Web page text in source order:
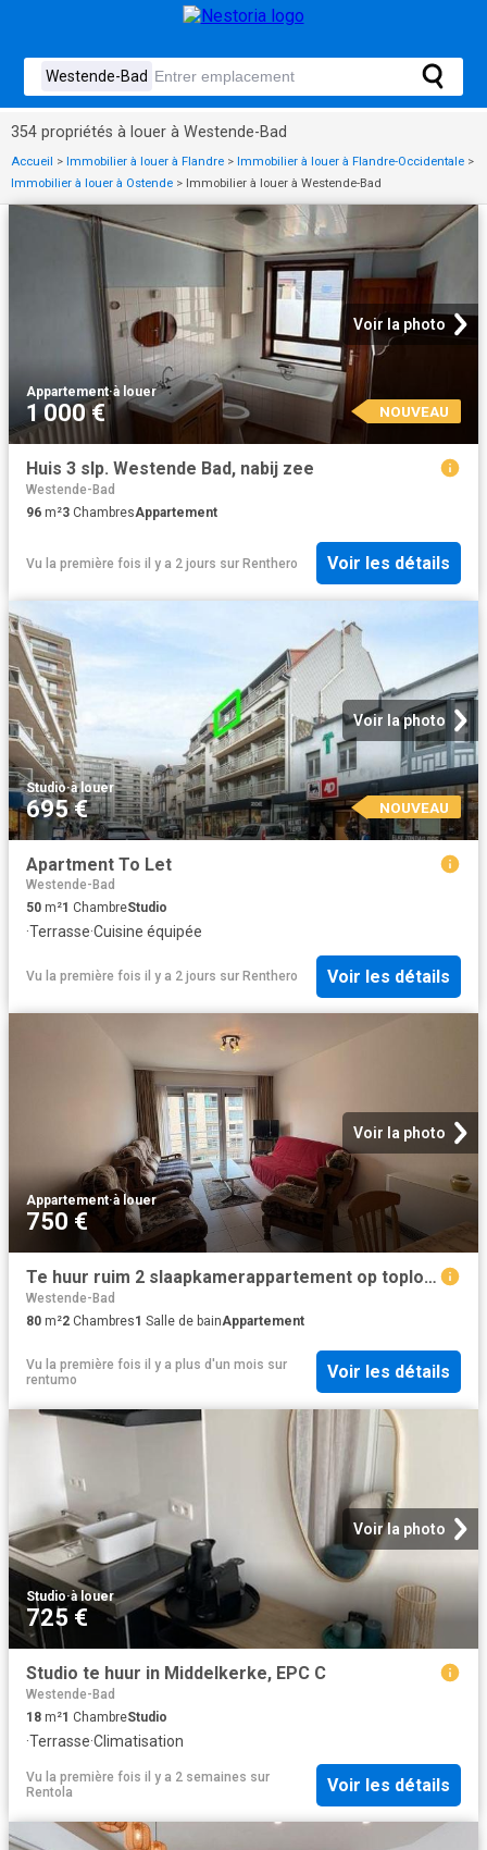
354 propriétés à louer à Westende-Bad
Accueil > Immobilier à louer à Flandre > Immobilier à louer à Flandre-Occidentale >
Immobilier à louer à Ostende > Immobilier à louer à Westende-Bad
Voir la photo
Appartement·à louer
1 000 € NOUVEAU
Huis 3 slp. Westende Bad, nabij zee
Westende-Bad
96 m²3 ChambresAppartement
Vu la première fois il y a 2 jours sur Renthero Voir les détails
Voir la photo
Studio·à louer
695 € NOUVEAU
Apartment To Let
Westende-Bad
50 m²1 ChambreStudio
·Terrasse·Cuisine équipée
Vu la première fois il y a 2 jours sur Renthero Voir les détails
Voir la photo
Appartement·à louer
750 €
Te huur ruim 2 slaapkamerappartement op toplocatie in Westende
Westende-Bad
80 m²2 Chambres1 Salle de bainAppartement
Vu la première fois il y a plus d'un mois sur
rentumo
Voir les détails
Voir la photo
Studio·à louer
725 €
Studio te huur in Middelkerke, EPC C
Westende-Bad
18 m²1 ChambreStudio
·Terrasse·Climatisation
Vu la première fois il y a 2 semaines sur
Rentola
Voir les détails